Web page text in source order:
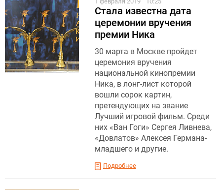
Стала известна дата
церемонии вручения
премии Ника
30 марта в Москве пройдет
церемония вручения
национальной кинопремии
Ника, в лонг-лист которой
вошли сорок картин,
претендующих на звание
Лучший игровой фильм. Среди
них «Ван Гоги» Сергея Ливнева,
«Довлатов» Алексея Германа-
младшего и другие.
Подробнее